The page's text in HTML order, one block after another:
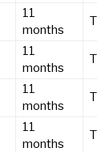
11
months
11
months
11
months
11
months